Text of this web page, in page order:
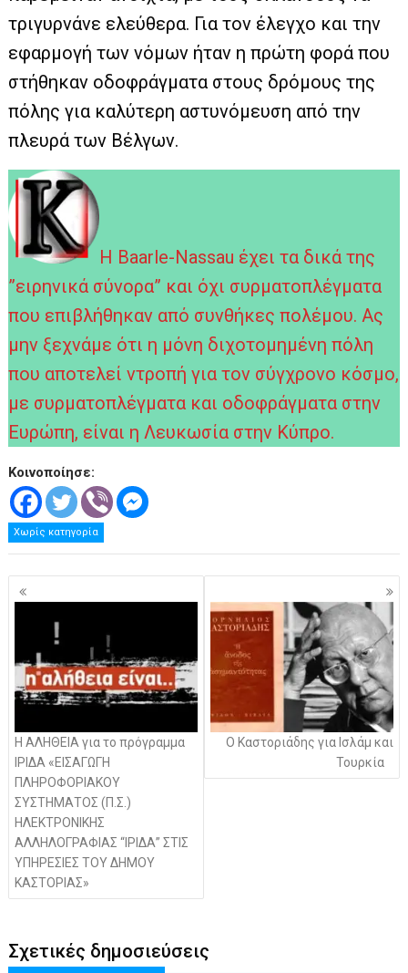
τριγυρνάνε ελεύθερα. Για τον έλεγχο και την
εφαρμογή των νόμων ήταν η πρώτη φορά που
στήθηκαν οδοφράγματα στους δρόμους της
πόλης για καλύτερη αστυνόμευση από την
πλευρά των Βέλγων.
Η Baarle-Nassau έχει τα δικά της
”ειρηνικά σύνορα” και όχι συρματοπλέγματα
που επιβλήθηκαν από συνθήκες πολέμου. Ας
μην ξεχνάμε ότι η μόνη διχοτομημένη πόλη
που αποτελεί ντροπή για τον σύγχρονο κόσμο,
με συρματοπλέγματα και οδοφράγματα στην
Ευρώπη, είναι η Λευκωσία στην Κύπρο.
Κοινοποίησε:
Χωρίς κατηγορία
Πλοήγηση
άρθρων
Η ΑΛΗΘΕΙΑ για το πρόγραμμα
ΙΡΙΔΑ «ΕΙΣΑΓΩΓΗ
ΠΛΗΡΟΦΟΡΙΑΚΟΥ
ΣΥΣΤΗΜΑΤΟΣ (Π.Σ.)
ΗΛΕΚΤΡΟΝΙΚΗΣ
ΑΛΛΗΛΟΓΡΑΦΙΑΣ “ΙΡΙΔΑ” ΣΤΙΣ
ΥΠΗΡΕΣΙΕΣ ΤΟΥ ΔΗΜΟΥ
ΚΑΣΤΟΡΙΑΣ»
Ο Καστοριάδης για Ισλάμ και
Τουρκία
Σχετικές δημοσιεύσεις